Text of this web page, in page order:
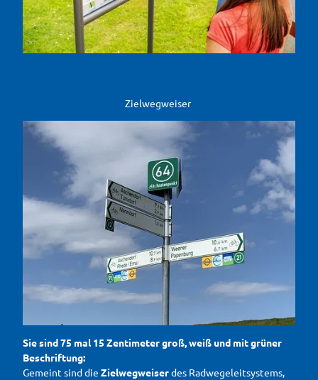
Zielwegweiser
Sie sind 75 mal 15 Zentimeter groß, weiß und mit grüner
Beschriftung:
Gemeint sind die Zielwegweiserdes Radwegeleitsystems,